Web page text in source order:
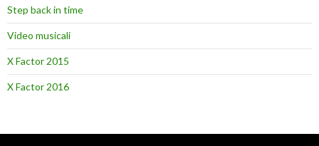
Step back in time
Video musicali
X Factor 2015
X Factor 2016